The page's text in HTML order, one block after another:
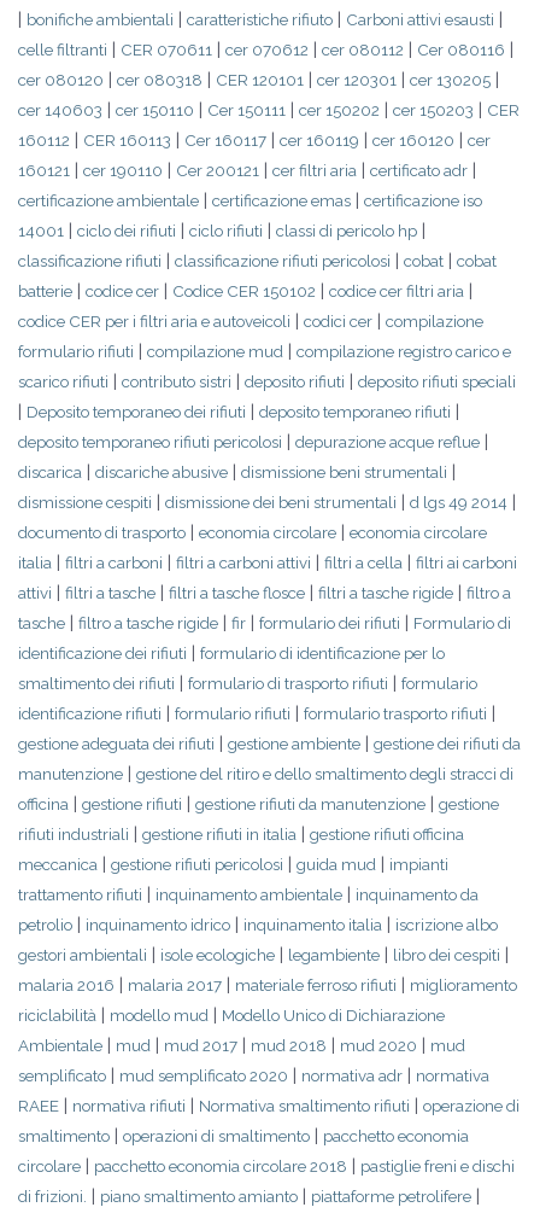
| bonifiche ambientali | caratteristiche rifiuto | Carboni attivi esausti |
celle filtranti | CER 070611 | cer 070612 | cer 080112 | Cer 080116 |
cer 080120 | cer 080318 | CER 120101 | cer 120301 | cer 130205 |
cer 140603 | cer 150110 | Cer 150111 | cer 150202 | cer 150203 | CER
160112 | CER 160113 | Cer 160117 | cer 160119 | cer 160120 | cer
160121 | cer 190110 | Cer 200121 | cer filtri aria | certificato adr |
certificazione ambientale | certificazione emas | certificazione iso
14001 | ciclo dei rifiuti | ciclo rifiuti | classi di pericolo hp |
classificazione rifiuti | classificazione rifiuti pericolosi | cobat | cobat
batterie | codice cer | Codice CER 150102 | codice cer filtri aria |
codice CER per i filtri aria e autoveicoli | codici cer | compilazione
formulario rifiuti | compilazione mud | compilazione registro carico e
scarico rifiuti | contributo sistri | deposito rifiuti | deposito rifiuti speciali
| Deposito temporaneo dei rifiuti | deposito temporaneo rifiuti |
deposito temporaneo rifiuti pericolosi | depurazione acque reflue |
discarica | discariche abusive | dismissione beni strumentali |
dismissione cespiti | dismissione dei beni strumentali | d lgs 49 2014 |
documento di trasporto | economia circolare | economia circolare
italia | filtri a carboni | filtri a carboni attivi | filtri a cella | filtri ai carboni
attivi | filtri a tasche | filtri a tasche flosce | filtri a tasche rigide | filtro a
tasche | filtro a tasche rigide | fir | formulario dei rifiuti | Formulario di
identificazione dei rifiuti | formulario di identificazione per lo
smaltimento dei rifiuti | formulario di trasporto rifiuti | formulario
identificazione rifiuti | formulario rifiuti | formulario trasporto rifiuti |
gestione adeguata dei rifiuti | gestione ambiente | gestione dei rifiuti da
manutenzione | gestione del ritiro e dello smaltimento degli stracci di
officina | gestione rifiuti | gestione rifiuti da manutenzione | gestione
rifiuti industriali | gestione rifiuti in italia | gestione rifiuti officina
meccanica | gestione rifiuti pericolosi | guida mud | impianti
trattamento rifiuti | inquinamento ambientale | inquinamento da
petrolio | inquinamento idrico | inquinamento italia | iscrizione albo
gestori ambientali | isole ecologiche | legambiente | libro dei cespiti |
malaria 2016 | malaria 2017 | materiale ferroso rifiuti | miglioramento
riciclabilità | modello mud | Modello Unico di Dichiarazione
Ambientale | mud | mud 2017 | mud 2018 | mud 2020 | mud
semplificato | mud semplificato 2020 | normativa adr | normativa
RAEE | normativa rifiuti | Normativa smaltimento rifiuti | operazione di
smaltimento | operazioni di smaltimento | pacchetto economia
circolare | pacchetto economia circolare 2018 | pastiglie freni e dischi
di frizioni. | piano smaltimento amianto | piattaforme petrolifere |